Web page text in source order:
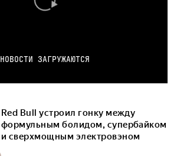
НОВОСТИ ЗАГРУЖАЮТСЯ
Red Bull устроил гонку между
формульным болидом, супербайком
и сверхмощным электровэном